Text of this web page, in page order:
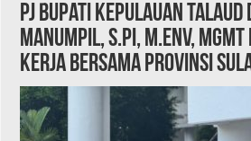
Pj Bupati Kepulauan Talaud
Manumpil, S.Pi, M.Env,
Kerja Bersama Provinsi